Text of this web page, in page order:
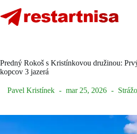
to
content
Predný Rokoš s Kristínkovou družinou:
kopcov 3 jazerá
Pavel Kristínek mar 25, 2026